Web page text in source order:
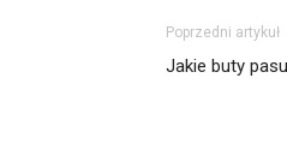
Poprzedni artykuł
Jakie buty